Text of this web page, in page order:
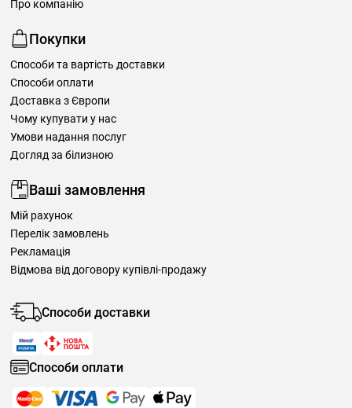
Про компанію
Покупки
Способи та вартість доставки
Способи оплати
Доставка з Європи
Чому купувати у нас
Умови надання послуг
Догляд за білизною
Ваші замовлення
Мій рахунок
Перелік замовлень
Рекламація
Відмова від договору купівлі-продажу
Способи доставки
Способи оплати